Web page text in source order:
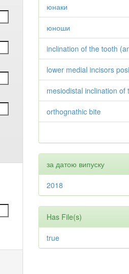
юнаки
юноши
inclination of the tooth
lower medial incisors
mesiodistal inclination of
orthognathic bite
за датою випуску
2018
Has File(s)
true